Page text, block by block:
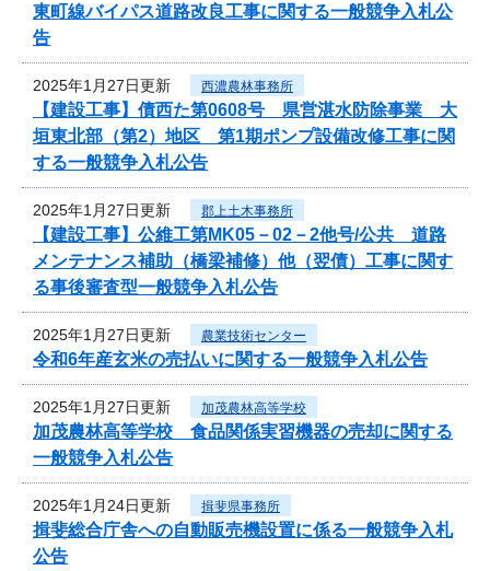
東町線バイパス道路改良工事に関する一般競争入札公
告
2025年1月27日更新 西濃農林事務所
【建設工事】債西た第0608号 県営湛水防除事業 大
垣東北部（第2）地区 第1期ポンプ設備改修工事に関
する一般競争入札公告
2025年1月27日更新 郡上土木事務所
【建設工事】公維工第MK05－02－2他号/公共 道路
メンテナンス補助（橋梁補修）他（翌債）工事に関す
る事後審査型一般競争入札公告
2025年1月27日更新 農業技術センター
令和6年産玄米の売払いに関する一般競争入札公告
2025年1月27日更新 加茂農林高等学校
加茂農林高等学校 食品関係実習機器の売却に関する
一般競争入札公告
2025年1月24日更新 揖斐県事務所
揖斐総合庁舎への自動販売機設置に係る一般競争入札
公告